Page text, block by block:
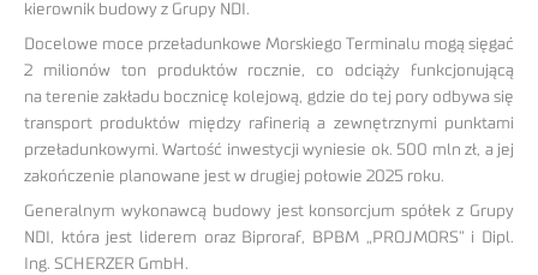
kierownik budowy z Grupy NDI.
Docelowe moce przeładunkowe Morskiego Terminalu mogą sięgać
2 milionów ton produktów rocznie, co odciąży funkcjonującą
na terenie zakładu bocznicę kolejową, gdzie do tej pory odbywa się
transport produktów między rafinerią a zewnętrznymi punktami
przeładunkowymi. Wartość inwestycji wyniesie ok. 500 mln zł, a jej
zakończenie planowane jest w drugiej połowie 2025 roku.
Generalnym wykonawcą budowy jest konsorcjum spółek z Grupy
NDI, która jest liderem oraz Biproraf, BPBM „PROJMORS” i Dipl.
Ing. SCHERZER GmbH.